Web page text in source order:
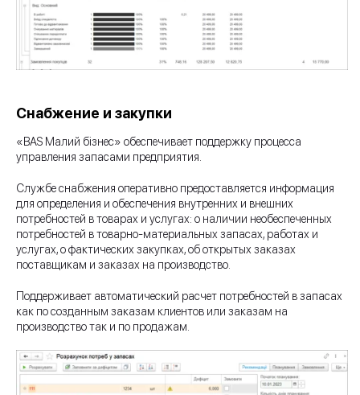
Снабжение и закупки
«BAS Малий бізнес» обеспечивает поддержку процесса
управления запасами предприятия.
Службе снабжения оперативно предоставляется информация
для определения и обеспечения внутренних и внешних
потребностей в товарах и услугах: о наличии необеспеченных
потребностей в товарно-материальных запасах, работах и
услугах, о фактических закупках, об открытых заказах
поставщикам и заказах на производство.
Поддерживает автоматический расчет потребностей в запасах
как по созданным заказам клиентов или заказам на
производство так и по продажам.